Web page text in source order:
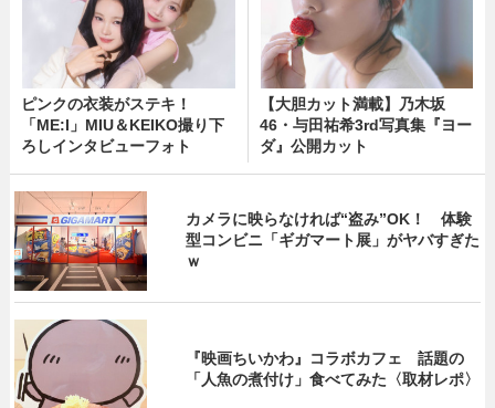
ピンクの衣装がステキ！
「ME:I」MIU＆KEIKO撮り下
ろしインタビューフォト
【大胆カット満載】乃木坂
46・与田祐希3rd写真集『ヨー
ダ』公開カット
カメラに映らなければ“盗み”OK！ 体験
型コンビニ「ギガマート展」がヤバすぎた
ｗ
『映画ちいかわ』コラボカフェ 話題の
「人魚の煮付け」食べてみた〈取材レポ〉